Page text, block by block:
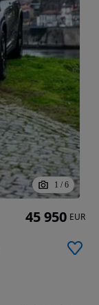
1 / 6
45 950 EUR